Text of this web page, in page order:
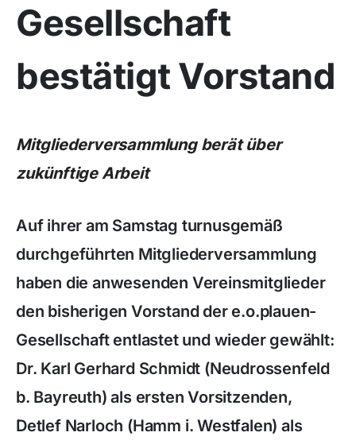
Gesellschaft
bestätigt Vorstand
Mitgliederversammlung berät über
zukünftige Arbeit
Auf ihrer am Samstag turnusgemäß
durchgeführten Mitgliederversammlung
haben die anwesenden Vereinsmitglieder
den bisherigen Vorstand der e.o.plauen-
Gesellschaft entlastet und wieder gewählt:
Dr. Karl Gerhard Schmidt (Neudrossenfeld
b. Bayreuth) als ersten Vorsitzenden,
Detlef Narloch (Hamm i. Westfalen) als